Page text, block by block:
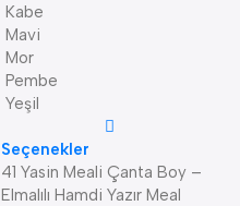
Kabe
Mavi
Mor
Pembe
Yeşil
Seçenekler
41 Yasin Meali Çanta Boy –
Elmalılı Hamdi Yazır Meal